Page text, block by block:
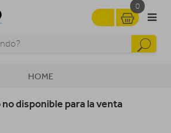
0
HOME
disponible para la venta